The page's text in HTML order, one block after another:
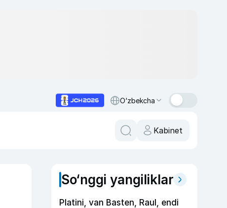
O‘zbekcha
Kabinet
So‘nggi yangiliklar
Platini, van Basten, Raul, endi